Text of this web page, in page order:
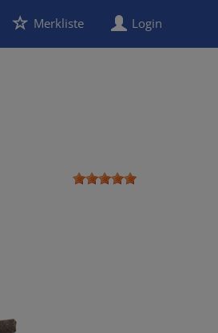
User
account
Merkliste Login